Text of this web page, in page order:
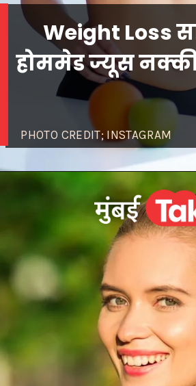
PHOTO CREDIT; INSTAGRAM
Weight Loss
होममेड ज्यूस नक्की